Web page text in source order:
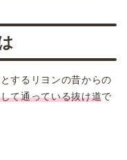
するリヨンの昔からの
て通っている抜け道で